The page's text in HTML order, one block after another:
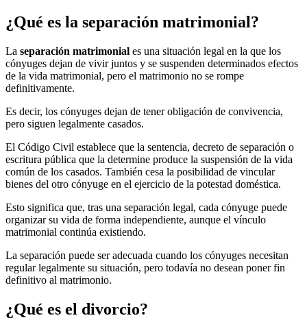
¿Qué es la separación matrimonial?
La separación matrimonial es una situación legal en la que los
cónyuges dejan de vivir juntos y se suspenden determinados efectos
de la vida matrimonial, pero el matrimonio no se rompe
definitivamente.
Es decir, los cónyuges dejan de tener obligación de convivencia,
pero siguen legalmente casados.
El Código Civil establece que la sentencia, decreto de separación o
escritura pública que la determine produce la suspensión de la vida
común de los casados. También cesa la posibilidad de vincular
bienes del otro cónyuge en el ejercicio de la potestad doméstica.
Esto significa que, tras una separación legal, cada cónyuge puede
organizar su vida de forma independiente, aunque el vínculo
matrimonial continúa existiendo.
La separación puede ser adecuada cuando los cónyuges necesitan
regular legalmente su situación, pero todavía no desean poner fin
definitivo al matrimonio.
¿Qué es el divorcio?